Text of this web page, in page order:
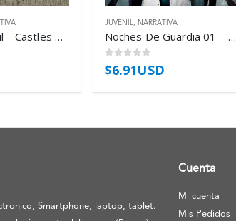
Hannah Y Emil – Castles Belinda
JUVENIL NARRATIVA
Noches De Guardia 01 – Noches De Guardia – Roc Paula
0out of 5
$6.91USD
Smartphone, laptop, tablet.
Cuenta
Mi cuenta
Mis Pedidos